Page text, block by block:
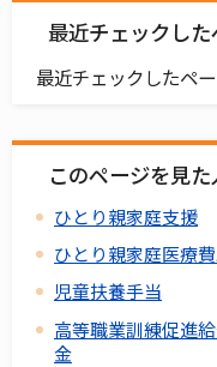
最近チェックし
最近チェックしたペ
このページを見
ひとり親家庭支援
ひとり親家庭医療
児童扶養手当
高等職業訓練促進
金